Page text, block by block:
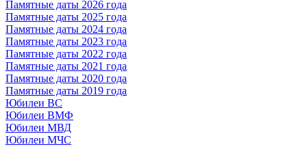
Памятные даты 2026 года
Памятные даты 2025 года
Памятные даты 2024 года
Памятные даты 2023 года
Памятные даты 2022 года
Памятные даты 2021 года
Памятные даты 2020 года
Памятные даты 2019 года
Юбилеи ВС
Юбилеи ВМФ
Юбилеи МВД
Юбилеи МЧС